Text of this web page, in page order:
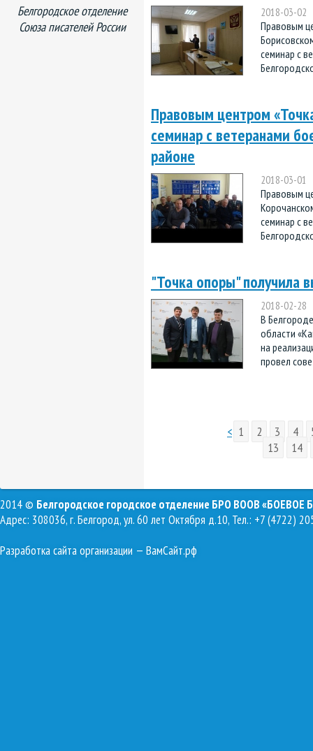
2018-03-02
Правовым
семинар с
Правовым центром
семинар с ветеранами
районе
2018-03-01
Правовым
семинар с
"Точка опоры" получила
2018-02-28
В
области
на
провел
< 1 2 3 4
13
14
Белгородское отделение
Союза писателей России
2014 © Белгородское городское отделение БРО ВООВ «БОЕВОЕ
Адрес: 308036, г. Белгород, ул. 60 лет Октября д.10, Тел.: +7 (4722)
Разработка сайта организации — ВамСайт.рф